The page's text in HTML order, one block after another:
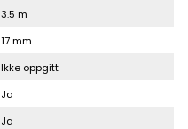
3.5 m
17 mm
Ikke oppgitt
Ja
Ja